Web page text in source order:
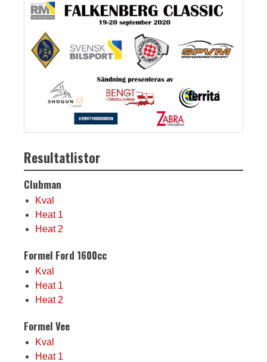
Resultatlistor
Clubman
Kval
Heat 1
Heat 2
Formel Ford 1600cc
Kval
Heat 1
Heat 2
Formel Vee
Kval
Heat 1